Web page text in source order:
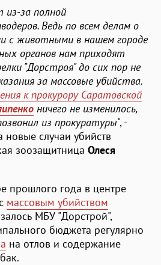
из-за полной
Ведь по всем делам о
с животными в нашем городе
органов нам приходят
"Дорстроя" до сих пор не
за массовые убийства.
к прокурору Саратовской
ничего не изменилось,
из прокуратуры", -
случаи убийств
зоозащитница Олеся
прошлого года в центре
массовым убийством
МБУ "Дорстрой",
бюджета регулярно
на отлов и содержание